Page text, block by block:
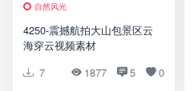
自然风光
4250-震撼航拍大山包景区云
海穿云视频素材
7
1877 5 0